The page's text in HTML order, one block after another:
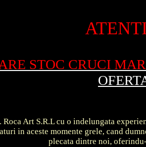
STOC CRUCI
Roca Art S.R.L cu o indelungata
in aceste momente grele, cand
plecata dintre noi,